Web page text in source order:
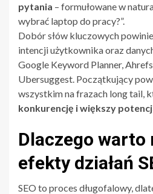
pytania – formułowane w
wybrać laptop do pracy?”.
Dobór słów kluczowych
intencji użytkownika oraz
Google Keyword Planner,
Ubersuggest. Początkujący
wszystkim na frazach long tail,
konkurencję i większy
Dlaczego warto
efekty działań
SEO to proces długofalowy,